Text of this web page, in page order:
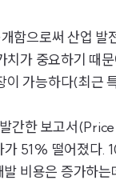
함으로써 산업
가 중요하기 때
가능하다(최근
한 보고서
51% 떨어졌다
비용은 증가하